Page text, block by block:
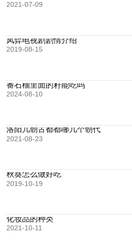
2021-07-09
凤弈电视剧剧情介绍
2019-08-15
番石榴里面的籽能吃吗
2024-08-10
洛阳几朝古都都哪几个朝代
2021-08-23
秋葵怎么做好吃
2019-10-19
化妆品的种类
2021-10-11